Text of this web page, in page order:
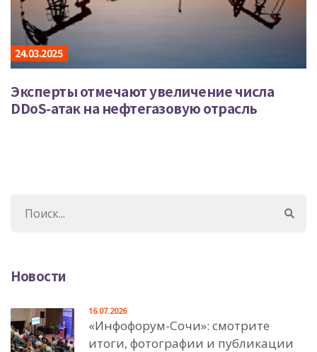
24.03.2025
Эксперты отмечают увеличение числа
DDoS-атак на нефтегазовую отрасль
Новости
«Инфофорум-Сочи»: смотрите
итоги, фотографии и публикации
16.07.2026